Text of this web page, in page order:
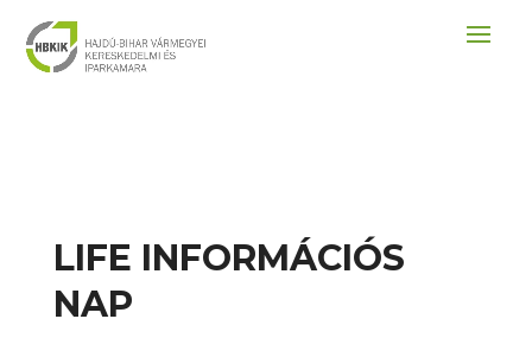
LIFE INFORMÁCIÓS
NAP